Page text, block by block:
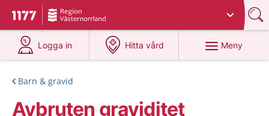
Till startsidan för 1177
Du har valt region
Logga in
på 1177.se
Hitta vård
på 1177.se
Meny
Barn & gravid
Avbruten graviditet